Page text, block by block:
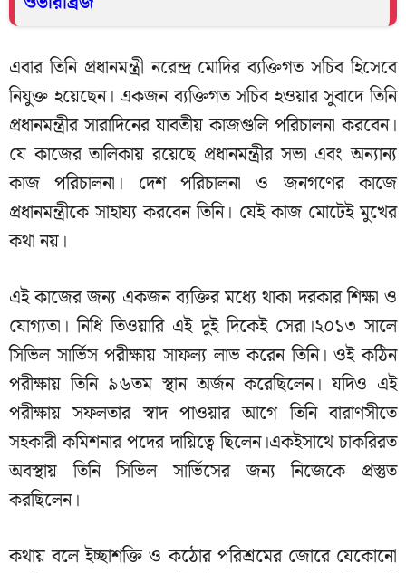
এবার তিনি প্রধানমন্ত্রী নরেন্দ্র মোদির ব্যক্তিগত সচিব হিসেবে
নিযুক্ত হয়েছেন। একজন ব্যক্তিগত সচিব হওয়ার সুবাদে তিনি
প্রধানমন্ত্রীর সারাদিনের যাবতীয় কাজগুলি পরিচালনা করবেন।
যে কাজের তালিকায় রয়েছে প্রধানমন্ত্রীর সভা এবং অন্যান্য
কাজ পরিচালনা। দেশ পরিচালনা ও জনগণের কাজে
প্রধানমন্ত্রীকে সাহায্য করবেন তিনি। যেই কাজ মোটেই মুখের
কথা নয়।
এই কাজের জন্য একজন ব্যক্তির মধ্যে থাকা দরকার শিক্ষা ও
যোগ্যতা। নিধি তিওয়ারি এই দুই দিকেই সেরা।২০১৩ সালে
সিভিল সার্ভিস পরীক্ষায় সাফল্য লাভ করেন তিনি। ওই কঠিন
পরীক্ষায় তিনি ৯৬তম স্থান অর্জন করেছিলেন। যদিও এই
পরীক্ষায় সফলতার স্বাদ পাওয়ার আগে তিনি বারাণসীতে
সহকারী কমিশনার পদের দায়িত্বে ছিলেন।একইসাথে চাকরিরত
অবস্থায় তিনি সিভিল সার্ভিসের জন্য নিজেকে প্রস্তুত
করছিলেন।
কথায় বলে ইচ্ছাশক্তি ও কঠোর পরিশ্রমের জোরে যেকোনো